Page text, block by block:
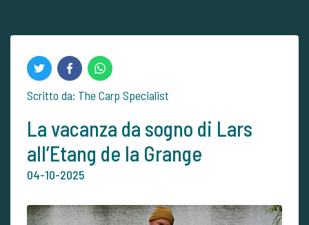
Scritto da: The Carp Specialist
La vacanza da sogno di Lars
all’Etang de la Grange
04-10-2025